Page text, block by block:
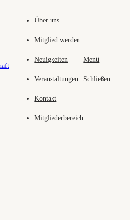
Über uns
Mitglied werden
Neuigkeiten
Veranstaltungen
Kontakt
Mitgliederbereich
Menü
Schließen